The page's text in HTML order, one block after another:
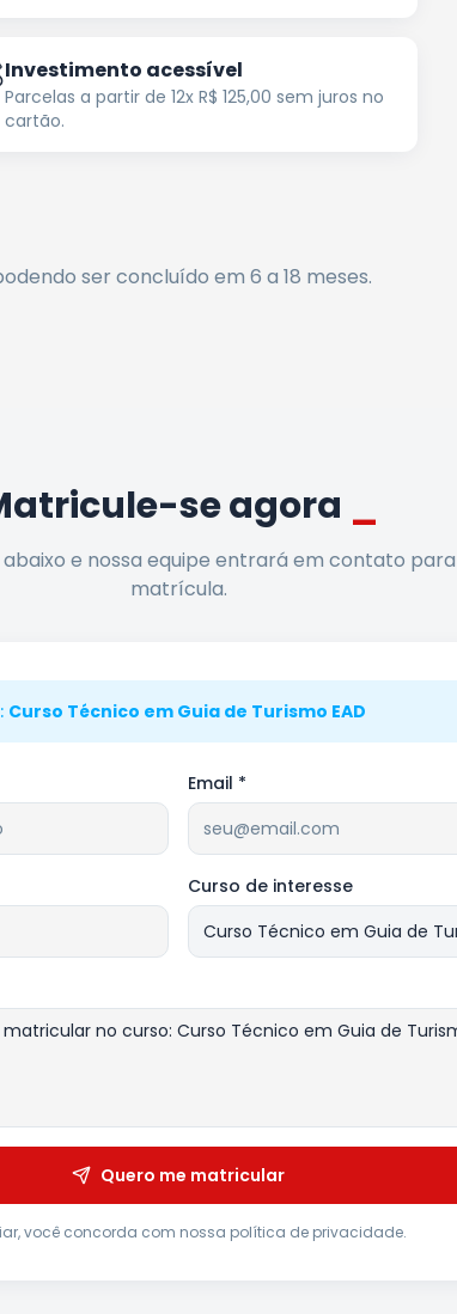
Investimento acessível
Parcelas a partir de 12x R$ 125,00 sem juros no
cartão.
ser concluído em 6 a 18 meses.
se agora _
e nossa equipe entrará em contato
matrícula.
Curso Técnico em Guia de Turismo EAD
Email *
Curso de interesse
Quero me matricular
você concorda com nossa política de privacidade.